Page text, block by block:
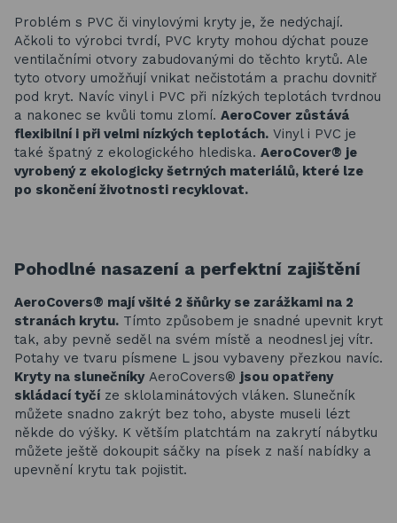
Problém s PVC či vinylovými kryty je, že nedýchají.
Ačkoli to výrobci tvrdí, PVC kryty mohou dýchat pouze
ventilačními otvory zabudovanými do těchto krytů. Ale
tyto otvory umožňují vnikat nečistotám a prachu dovnitř
pod kryt. Navíc vinyl i PVC při nízkých teplotách tvrdnou
a nakonec se kvůli tomu zlomí. AeroCover zůstává
flexibilní i při velmi nízkých teplotách. Vinyl i PVC je
také špatný z ekologického hlediska. AeroCover® je
vyrobený z ekologicky šetrných materiálů, které lze
po skončení životnosti recyklovat.
Pohodlné nasazení a perfektní zajištění
AeroCovers® mají všité 2 šňůrky se zarážkami na 2
stranách krytu. Tímto způsobem je snadné upevnit kryt
tak, aby pevně seděl na svém místě a neodnesl jej vítr.
Potahy ve tvaru písmene L jsou vybaveny přezkou navíc.
Kryty na slunečníky AeroCovers® jsou opatřeny
skládací tyčí ze sklolaminátových vláken. Slunečník
můžete snadno zakrýt bez toho, abyste museli lézt
někde do výšky. K větším platchtám na zakrytí nábytku
můžete ještě dokoupit sáčky na písek z naší nabídky a
upevnění krytu tak pojistit.